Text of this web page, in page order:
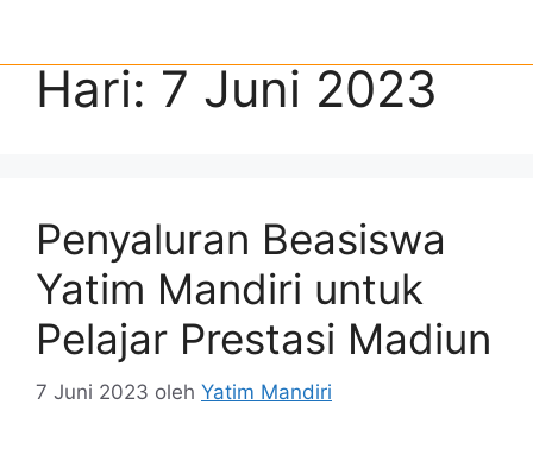
Hari: 7 Juni 2023
Penyaluran Beasiswa
Yatim Mandiri untuk
Pelajar Prestasi Madiun
7 Juni 2023 oleh Yatim Mandiri